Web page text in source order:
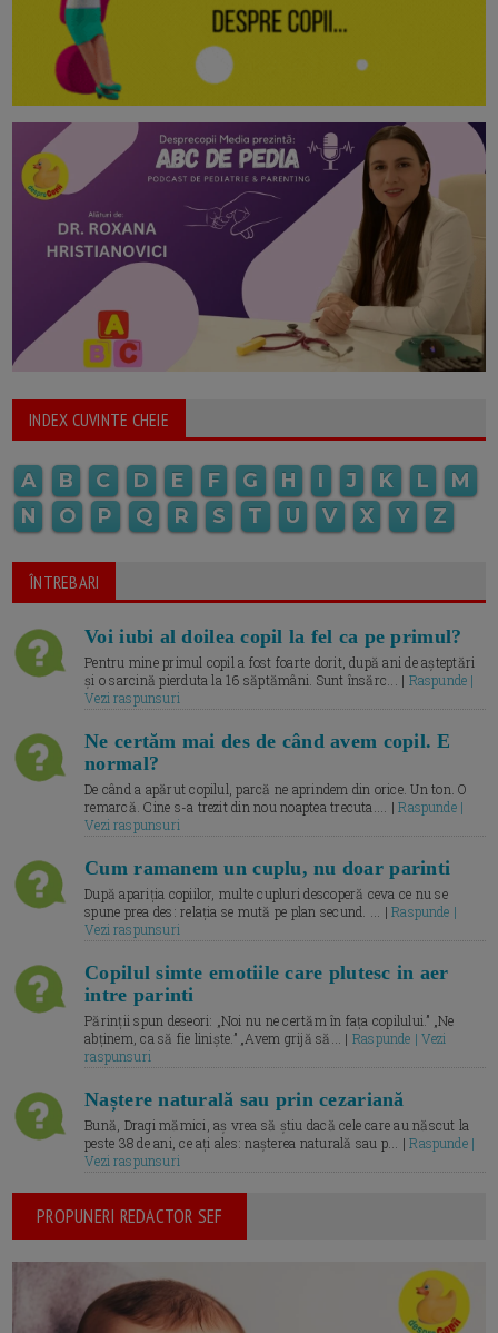
INDEX CUVINTE CHEIE
A B C D E F G H I J K L
M
N
O P Q R S T U V X Y Z
ÎNTREBARI
Voi iubi al doilea copil la fel ca pe primul?
Pentru mine primul copil a fost foarte dorit, după ani de așteptări
și o sarcină pierduta la 16 săptămâni. Sunt însărc... | Raspunde |
Vezi raspunsuri
Ne certăm mai des de când avem copil. E
normal?
De când a apărut copilul, parcă ne aprindem din orice. Un ton. O
remarcă. Cine s-a trezit din nou noaptea trecuta.... |Raspunde |
Vezi raspunsuri
Cum ramanem un cuplu, nu doar parinti
După apariția copiilor, multe cupluri descoperă ceva ce nu se
spune prea des: relația se mută pe plan secund. ... |Raspunde |
Vezi raspunsuri
Copilul simte emotiile care plutesc in aer
intre parinti
Părinții spun deseori: „Noi nu ne certăm în fața copilului.” „Ne
abținem, ca să fie liniște.” „Avem grijă să... | Raspunde | Vezi
raspunsuri
Naștere naturală sau prin cezariană
Bună, Dragi mămici, aș vrea să știu dacă cele care au născut la
peste 38 de ani, ce ați ales: nașterea naturală sau p... |Raspunde |
Vezi raspunsuri
PROPUNERI REDACTOR SEF